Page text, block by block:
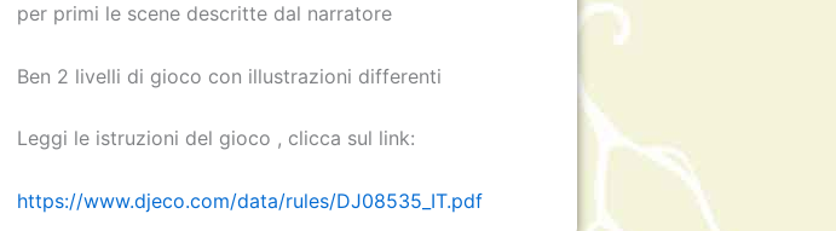
per primi le scene descritte dal narratore
Ben 2 livelli di gioco con illustrazioni differenti
Leggi le istruzioni del gioco , clicca sul link:
https://www.djeco.com/data/rules/DJ08535_IT.pdf